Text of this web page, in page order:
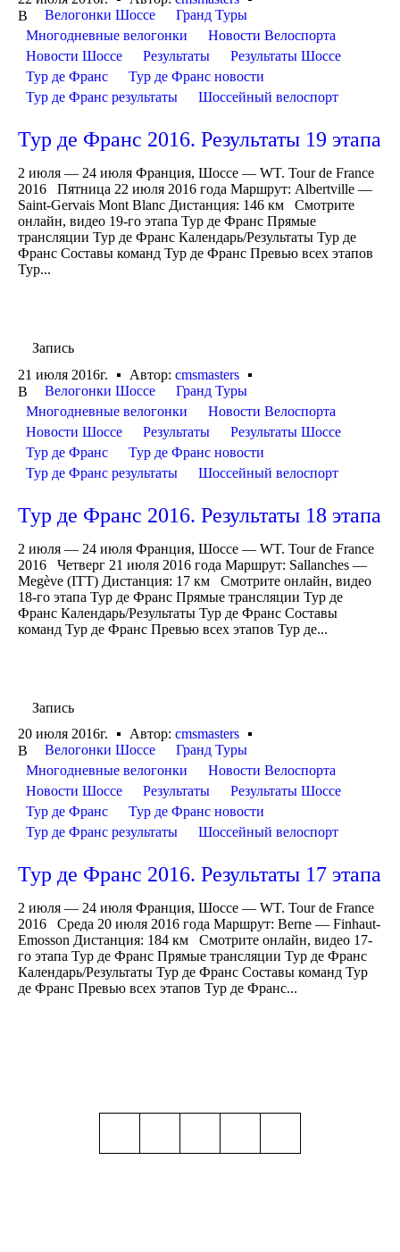
В
Велогонки Шоссе
Гранд Туры
Многодневные велогонки
Новости Велоспорта
Новости Шоссе
Результаты
Результаты Шоссе
Тур де Франс
Тур де Франс новости
Тур де Франс результаты
Шоссейный велоспорт
Тур де Франс 2016. Результаты 19 этапа
2 июля — 24 июля Франция, Шоссе — WT. Tour de France
2016 Пятница 22 июля 2016 года Маршрут: Albertville —
Saint-Gervais Mont Blanc Дистанция: 146 км Смотрите
онлайн, видео 19-го этапа Тур де Франс Прямые
трансляции Тур де Франс Календарь/Результаты Тур де
Франс Составы команд Тур де Франс Превью всех этапов
Тур...
Запись
21 июля 2016г.
Автор: cmsmasters
В
Велогонки Шоссе
Гранд Туры
Многодневные велогонки
Новости Велоспорта
Новости Шоссе
Результаты
Результаты Шоссе
Тур де Франс
Тур де Франс новости
Тур де Франс результаты
Шоссейный велоспорт
Тур де Франс 2016. Результаты 18 этапа
2 июля — 24 июля Франция, Шоссе — WT. Tour de France
2016 Четверг 21 июля 2016 года Маршрут: Sallanches —
Megève (ITT) Дистанция: 17 км Смотрите онлайн, видео
18-го этапа Тур де Франс Прямые трансляции Тур де
Франс Календарь/Результаты Тур де Франс Составы
команд Тур де Франс Превью всех этапов Тур де...
Запись
20 июля 2016г.
Автор: cmsmasters
В
Велогонки Шоссе
Гранд Туры
Многодневные велогонки
Новости Велоспорта
Новости Шоссе
Результаты
Результаты Шоссе
Тур де Франс
Тур де Франс новости
Тур де Франс результаты
Шоссейный велоспорт
Тур де Франс 2016. Результаты 17 этапа
2 июля — 24 июля Франция, Шоссе — WT. Tour de France
2016 Среда 20 июля 2016 года Маршрут: Berne — Finhaut-
Emosson Дистанция: 184 км Смотрите онлайн, видео 17-
го этапа Тур де Франс Прямые трансляции Тур де Франс
Календарь/Результаты Тур де Франс Составы команд Тур
де Франс Превью всех этапов Тур де Франс...